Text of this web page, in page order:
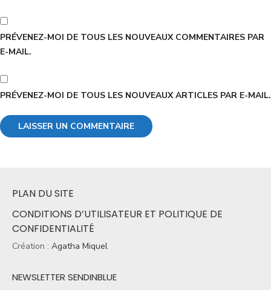
PRÉVENEZ-MOI DE TOUS LES NOUVEAUX COMMENTAIRES PAR
E-MAIL.
PRÉVENEZ-MOI DE TOUS LES NOUVEAUX ARTICLES PAR E-MAIL.
PLAN DU SITE
CONDITIONS D’UTILISATEUR ET POLITIQUE DE
CONFIDENTIALITÉ
Création : Agatha Miquel
NEWSLETTER SENDINBLUE